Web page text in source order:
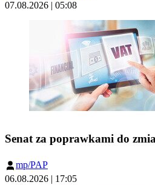
07.08.2026 | 05:08
Senat za poprawkami do
mp/PAP
06.08.2026 | 17:05